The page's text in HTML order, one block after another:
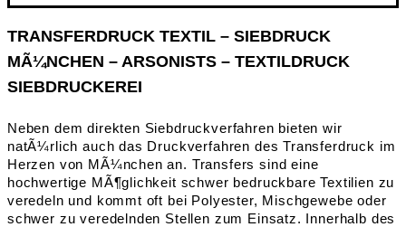
TRANSFERDRUCK TEXTIL – SIEBDRUCK
MÃ¼NCHEN – ARSONISTS – TEXTILDRUCK
SIEBDRUCKEREI
Neben dem direkten Siebdruckverfahren bieten wir
natÃ¼rlich auch das Druckverfahren des Transferdruck im
Herzen von MÃ¼nchen an. Transfers sind eine
hochwertige MÃ¶glichkeit schwer bedruckbare Textilien zu
veredeln und kommt oft bei Polyester, Mischgewebe oder
schwer zu veredelnden Stellen zum Einsatz. Innerhalb des